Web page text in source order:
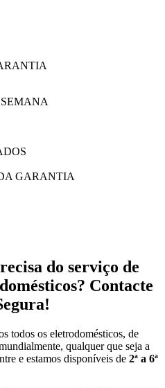
SEMANA
GARANTIA
do serviço de
Contacte
todos os eletrodomésticos, de
qualquer que seja a
e estamos disponíveis de 2ª a 6ª